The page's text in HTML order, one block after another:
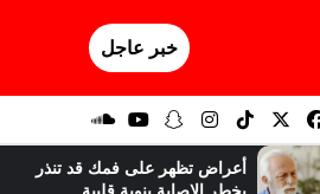
خبر عاجل
أعراض تظهر على فمك قد تنذر